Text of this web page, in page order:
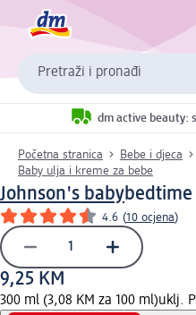
Pretraži i pronađi
dm active beauty:
Početna stranica Bebe i djeca
Baby ulja i kreme za bebe
Johnson's babybedtime
4.6 (10 ocjena)
9,25 KM
300 ml (3,08 KM za 100 ml)uklj.